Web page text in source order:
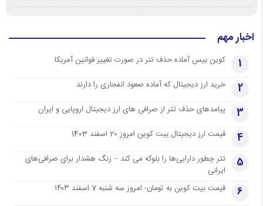
اخبار مهم
1 کوین بیس آماده حذف تتر در صورت تغییر قوانین آمریکا
2 خرید ارز دیجیتال که آماده صعود انفجاری را دارند
3 پیامدهای حذف تتر از صرافی های ارز دیجیتال اروپایی و ایران
4 قیمت ارز دیجیتال بیت کوین امروز 20 اسفند 1403
5
تتر چطور دارایی‌ها را بلوکه می کند – زنگ هشدار برای صرافی‌های
ایرانی
6 قیمت بیت کوین به تومان- امروز سه شنبه 7 اسفند ۱۴۰۳